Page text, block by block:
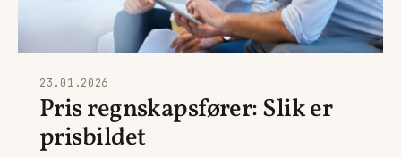
23.01.2026
Pris regnskapsfører: Slik er
prisbildet